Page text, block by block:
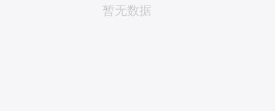
暂无数据